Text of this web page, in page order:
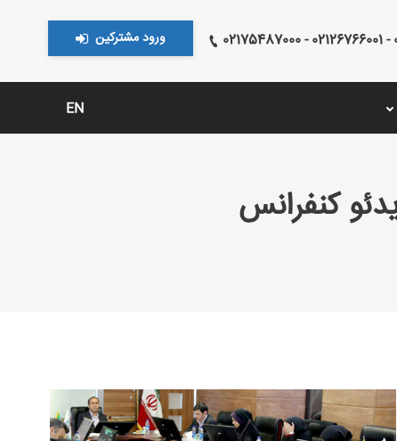
ورود مشترکین
EN
کنفرانس